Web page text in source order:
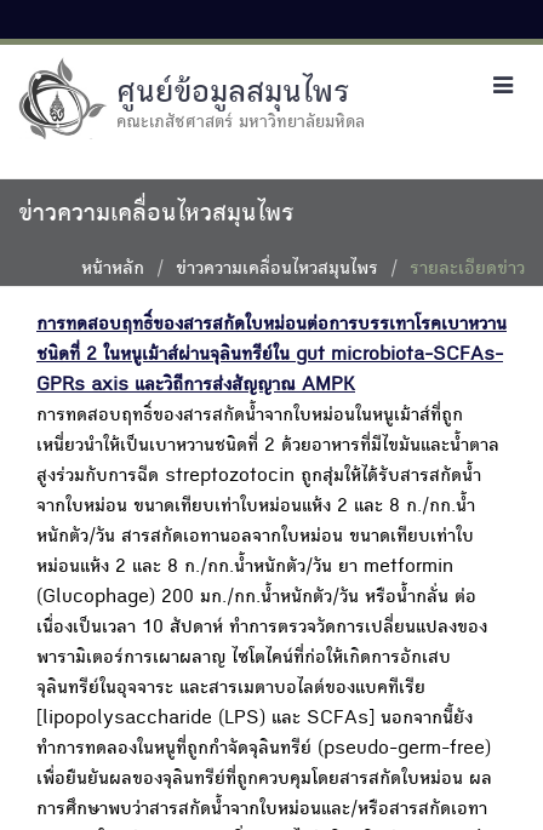
ศูนย์ข้อมูลสมุนไพร
คณะเภสัชศาสตร์ มหาวิทยาลัยมหิดล
ข่าวความเคลื่อนไหวสมุนไพร
หน้าหลัก ข่าวความเคลื่อนไหวสมุนไพร รายละเอียดข่าว
การทดสอบฤทธิ์ของสารสกัดใบหม่อนต่อการบรรเทาโรคเบาหวาน
ชนิดที่ 2 ในหนูเม้าส์ผ่านจุลินทรีย์ใน gut microbiota-SCFAs-
GPRs axis และวิถีการส่งสัญญาณ AMPK
การทดสอบฤทธิ์ของสารสกัดน้ำจากใบหม่อนในหนูเม้าส์ที่ถูก
เหนี่ยวนำให้เป็นเบาหวานชนิดที่ 2 ด้วยอาหารที่มีไขมันและน้ำตาล
สูงร่วมกับการฉีด streptozotocin ถูกสุ่มให้ได้รับสารสกัดน้ำ
จากใบหม่อน ขนาดเทียบเท่าใบหม่อนแห้ง 2 และ 8 ก./กก.น้ำ
หนักตัว/วัน สารสกัดเอทานอลจากใบหม่อน ขนาดเทียบเท่าใบ
หม่อนแห้ง 2 และ 8 ก./กก.น้ำหนักตัว/วัน ยา metformin
(Glucophage) 200 มก./กก.น้ำหนักตัว/วัน หรือน้ำกลั่น ต่อ
เนื่องเป็นเวลา 10 สัปดาห์ ทำการตรวจวัดการเปลี่ยนแปลงของ
พารามิเตอร์การเผาผลาญ ไซโตไคน์ที่ก่อให้เกิดการอักเสบ
จุลินทรีย์ในอุจจาระ และสารเมตาบอไลต์ของแบคทีเรีย
[lipopolysaccharide (LPS) และ SCFAs] นอกจากนี้ยัง
ทำการทดลองในหนูที่ถูกกำจัดจุลินทรีย์ (pseudo-germ-free)
เพื่อยืนยันผลของจุลินทรีย์ที่ถูกควบคุมโดยสารสกัดใบหม่อน ผล
การศึกษาพบว่าสารสกัดน้ำจากใบหม่อนและ/หรือสารสกัดเอทา